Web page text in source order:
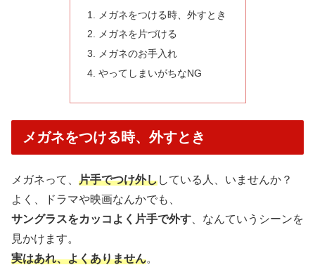
メガネをつける時、外すとき
メガネを片づける
メガネのお手入れ
やってしまいがちなNG
メガネをつける時、外すとき
メガネって、 片手でつけ外ししている人、いませんか？
よく、ドラマや映画なんかでも、
サングラスをカッコよく片手で外す 、なんていうシーンを
見かけます。
実はあれ、よくありません。